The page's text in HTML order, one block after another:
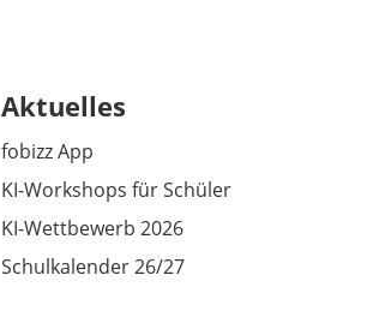
Aktuelles
fobizz App
KI-Workshops für Schüler
KI-Wettbewerb 2026
Schulkalender 26/27